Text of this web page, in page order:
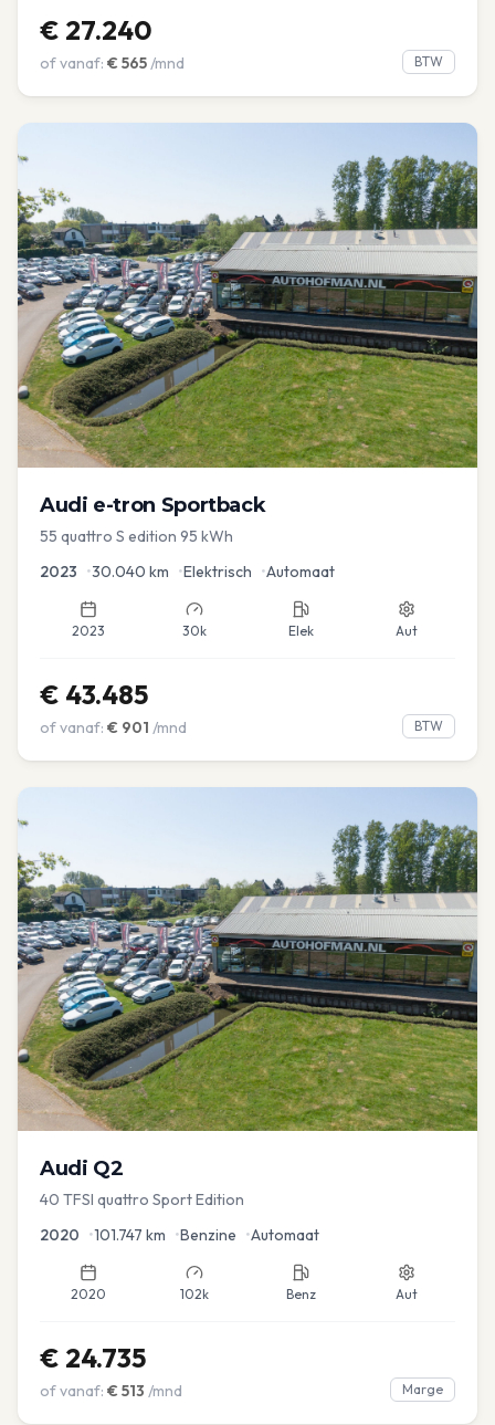
€ 27.240
of vanaf: € 565/mnd BTW
Audi e-tron Sportback
55 quattro S edition 95 kWh
2023 •30.040 km •Elektrisch •Automaat
2023 30k Elek Aut
€ 43.485
of vanaf: € 901 /mnd BTW
Audi Q2
40 TFSI quattro Sport Edition
2020 •101.747 km •Benzine •Automaat
2020 102k Benz Aut
€ 24.735
of vanaf: € 513 /mnd Marge